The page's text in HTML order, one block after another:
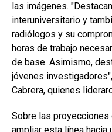
las imágenes.
interuniversitario y
radiólogos y su
horas de trabajo
de base. Asimismo,
jóvenes
Cabrera, quienes
Sobre las